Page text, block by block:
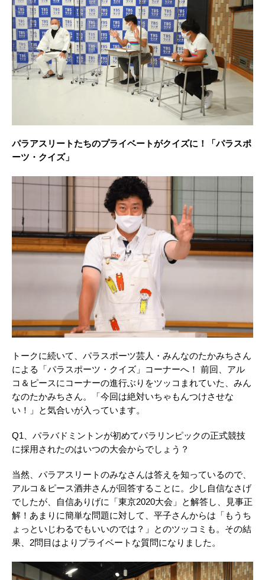
パラアスリートたちのプライベートがクイズに！「パラスポ
ーツ・クイズ」
トークに続いて、パラスポーツ芸人・みんなのたかみちさん
による「パラスポーツ・クイズ」コーナーへ！ 前回、アル
コ＆ピースにコーナーの進行ぶりをツッコまれていた、みん
なのたかみちさん。「今回は絶対いちゃもんつけさせな
い！」と気合いが入っています。
Q1、パラバドミントンが初めてパラリンピックの正式競技
に採用されたのはいつの大会からでしょう？
当然、パラアスリートのみなさんは答えを知っているので、
アルコ＆ピース酒井さんが回答することに。少し自信なさげ
でしたが、自信ありげに「東京2020大会」と解答し、見事正
解！あまりに簡単な問題に対して、平子さんからは「もうち
ょっといじわるでもいいのでは？」とのツッコミも。その結
果、2問目はよりプライベートな質問になりました。